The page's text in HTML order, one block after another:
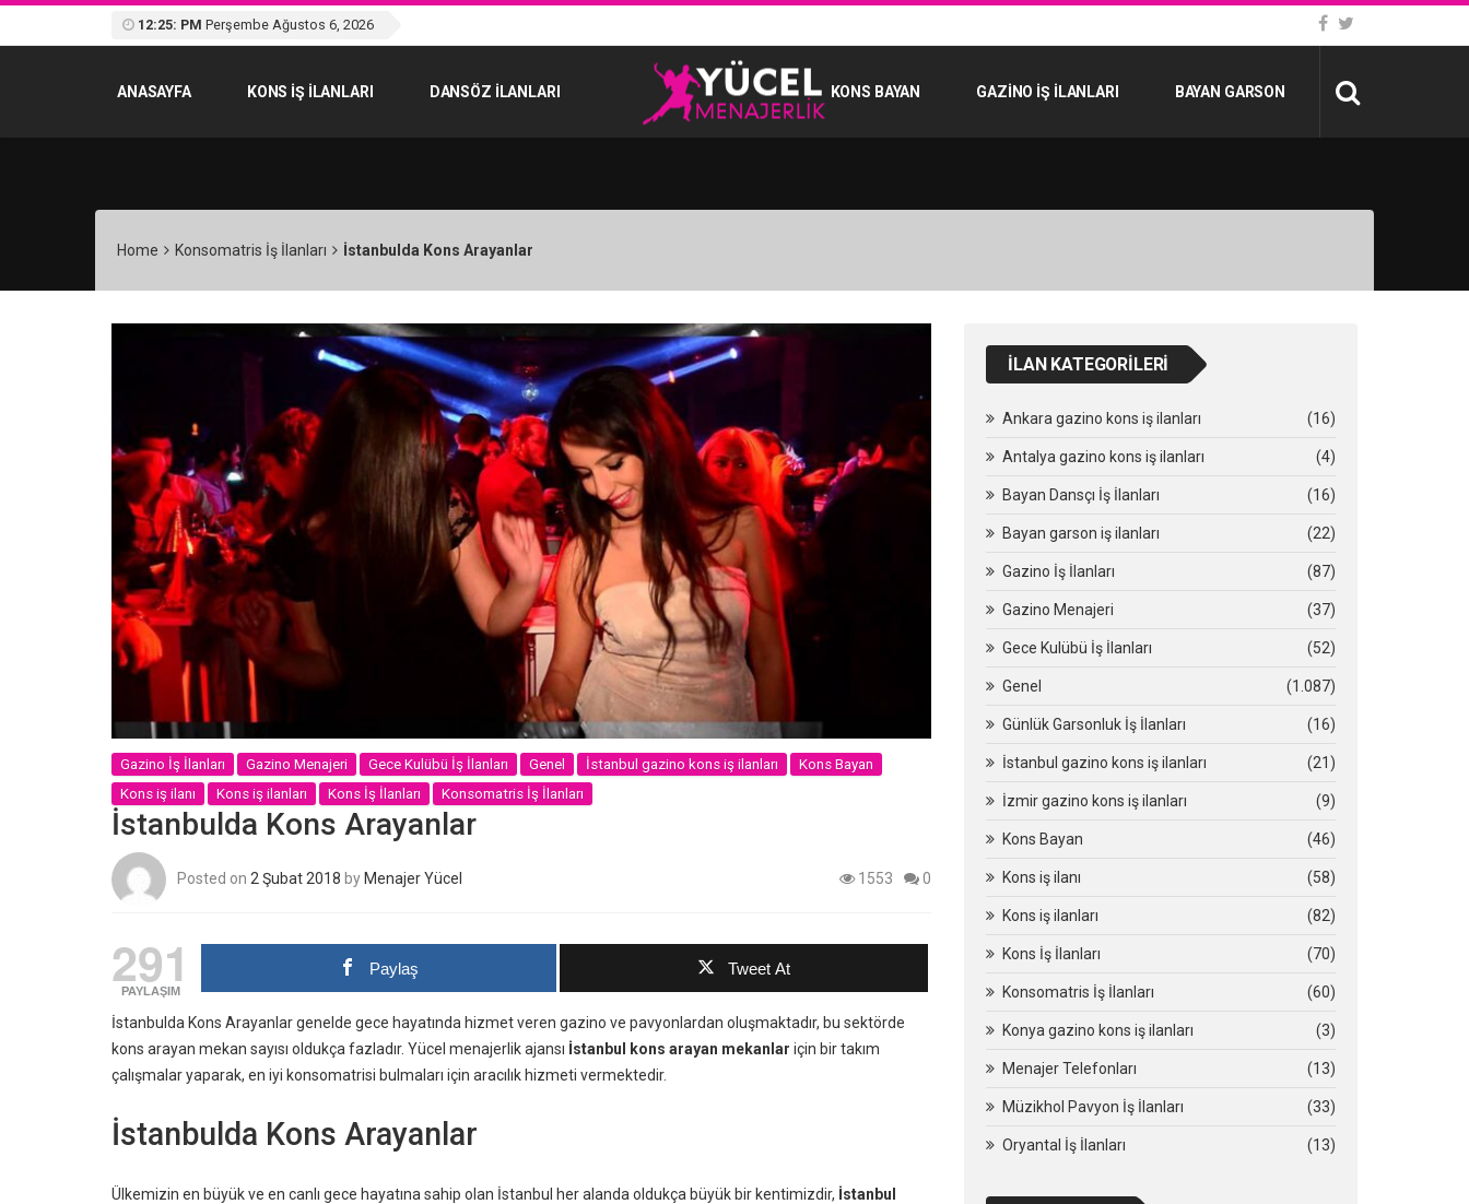
12:25: PM Perşembe Ağustos 6, 2026
ANASAYFA KONS IŞ ILANLARI DANSÖZ İLANLARI KONS BAYAN GAZINO İŞ İLANLARI BAYAN GARSON
Home Konsomatris İş İlanları İstanbulda Kons Arayanlar
Gazino İş İlanları Gazino Menajeri Gece Kulübü İş İlanları Genel İstanbul gazino kons iş ilanları
Kons Bayan
Kons iş ilanı
Kons iş ilanları Kons İş İlanları Konsomatris İş İlanları
İstanbulda Kons Arayanlar
Posted on 2 Şubat 2018 byMenajer Yücel 1553 0
291
PAYLAŞIM
Paylaş Tweet At
İstanbulda Kons Arayanlar genelde gece hayatında hizmet veren gazino ve pavyonlardan oluşmaktadır, bu sektörde
kons arayan mekan sayısı oldukça fazladır. Yücel menajerlik ajansı İstanbul kons arayan mekanlar için bir takım
çalışmalar yaparak, en iyi konsomatrisi bulmaları için aracılık hizmeti vermektedir.
İstanbulda Kons Arayanlar
Ülkemizin en büyük ve en canlı gece hayatına sahip olan İstanbul her alanda oldukça büyük bir kentimizdir, İstanbul
İLAN KATEGORILERI
Ankara gazino kons iş ilanları (16)
Antalya gazino kons iş ilanları (4)
Bayan Dansçı İş İlanları (16)
Bayan garson iş ilanları (22)
Gazino İş İlanları (87)
Gazino Menajeri (37)
Gece Kulübü İş İlanları (52)
Genel (1.087)
Günlük Garsonluk İş İlanları (16)
İstanbul gazino kons iş ilanları (21)
İzmir gazino kons iş ilanları (9)
Kons Bayan (46)
Kons iş ilanı (58)
Kons iş ilanları (82)
Kons İş İlanları (70)
Konsomatris İş İlanları (60)
Konya gazino kons iş ilanları (3)
Menajer Telefonları (13)
Müzikhol Pavyon İş İlanları (33)
Oryantal İş İlanları (13)